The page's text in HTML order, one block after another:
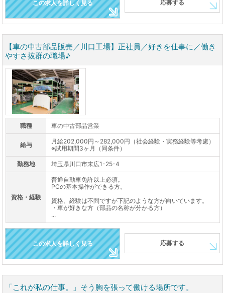
この求人を詳しく見る 応募する
【車の中古部品販売／川口工場】正社員／好きを仕事に／働き
やすさ抜群の職場♪
職種 車の中古部品営業
給与
月給202,000円～282,000円（社会経験・実務経験等考慮）
※試用期間3ヶ月（同条件）
勤務地 埼玉県川口市末広1-25-4
資格・経験
普通自動車免許以上必須。
PCの基本操作ができる方。
資格、経験は不問ですが下記のような方が向いています。
・車が好きな方（部品の名称が分かる方）
...
この求人を詳しく見る 応募する
「これが私の仕事。」そう胸を張って働ける場所です。